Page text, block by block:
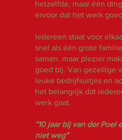
hetzelfde, maar één
ervoor dat het werk
Iedereen staat voor
snel als één grote
samen, maar plezier
goed bij. Van gezellige
leuke bedrijfsuitjes en
het belangrijk dat
werk gaat.
“10 jaar bij van der
niet weg”